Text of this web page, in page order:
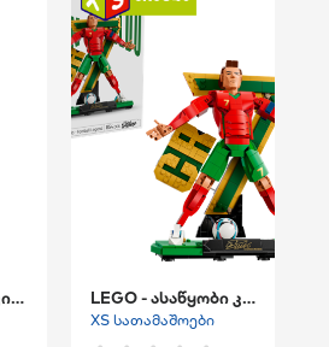
FIFA - ს თემატიკის რბილი სათამაშო ბრელოკი LEGO - ასაწყობი კონსტრუქტური ""Cristiano Ronaldo – Soccer Legend"""
XS სათამაშოები